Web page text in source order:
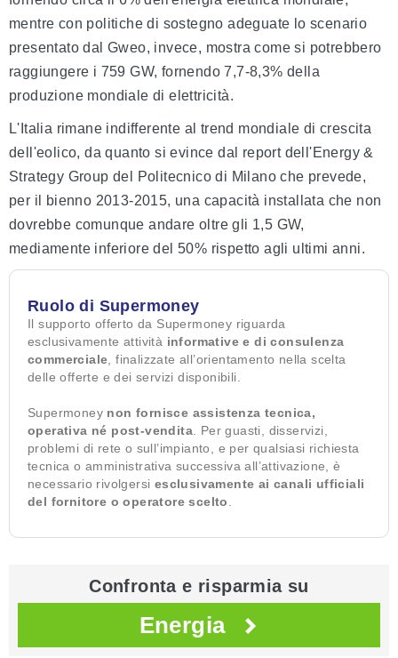
mentre con politiche di sostegno adeguate lo scenario
presentato dal Gweo, invece, mostra come si potrebbero
raggiungere i 759 GW, fornendo 7,7-8,3% della
produzione mondiale di elettricità.
L'Italia rimane indifferente al trend mondiale di crescita
dell'eolico, da quanto si evince dal report dell'Energy &
Strategy Group del Politecnico di Milano che prevede,
per il bienno 2013-2015, una capacità installata che non
dovrebbe comunque andare oltre gli 1,5 GW,
mediamente inferiore del 50% rispetto agli ultimi anni.
Ruolo di Supermoney
Il supporto offerto da Supermoney riguarda
esclusivamente attività informative e di consulenza
commerciale , finalizzate all’orientamento nella scelta
delle offerte e dei servizi disponibili.
Supermoney non fornisce assistenza tecnica,
operativa né post-vendita . Per guasti, disservizi,
problemi di rete o sull’impianto, e per qualsiasi richiesta
tecnica o amministrativa successiva all’attivazione, è
necessario rivolgersi esclusivamente ai canali ufficiali
del fornitore o operatore scelto
Confronta e risparmia su
Energia